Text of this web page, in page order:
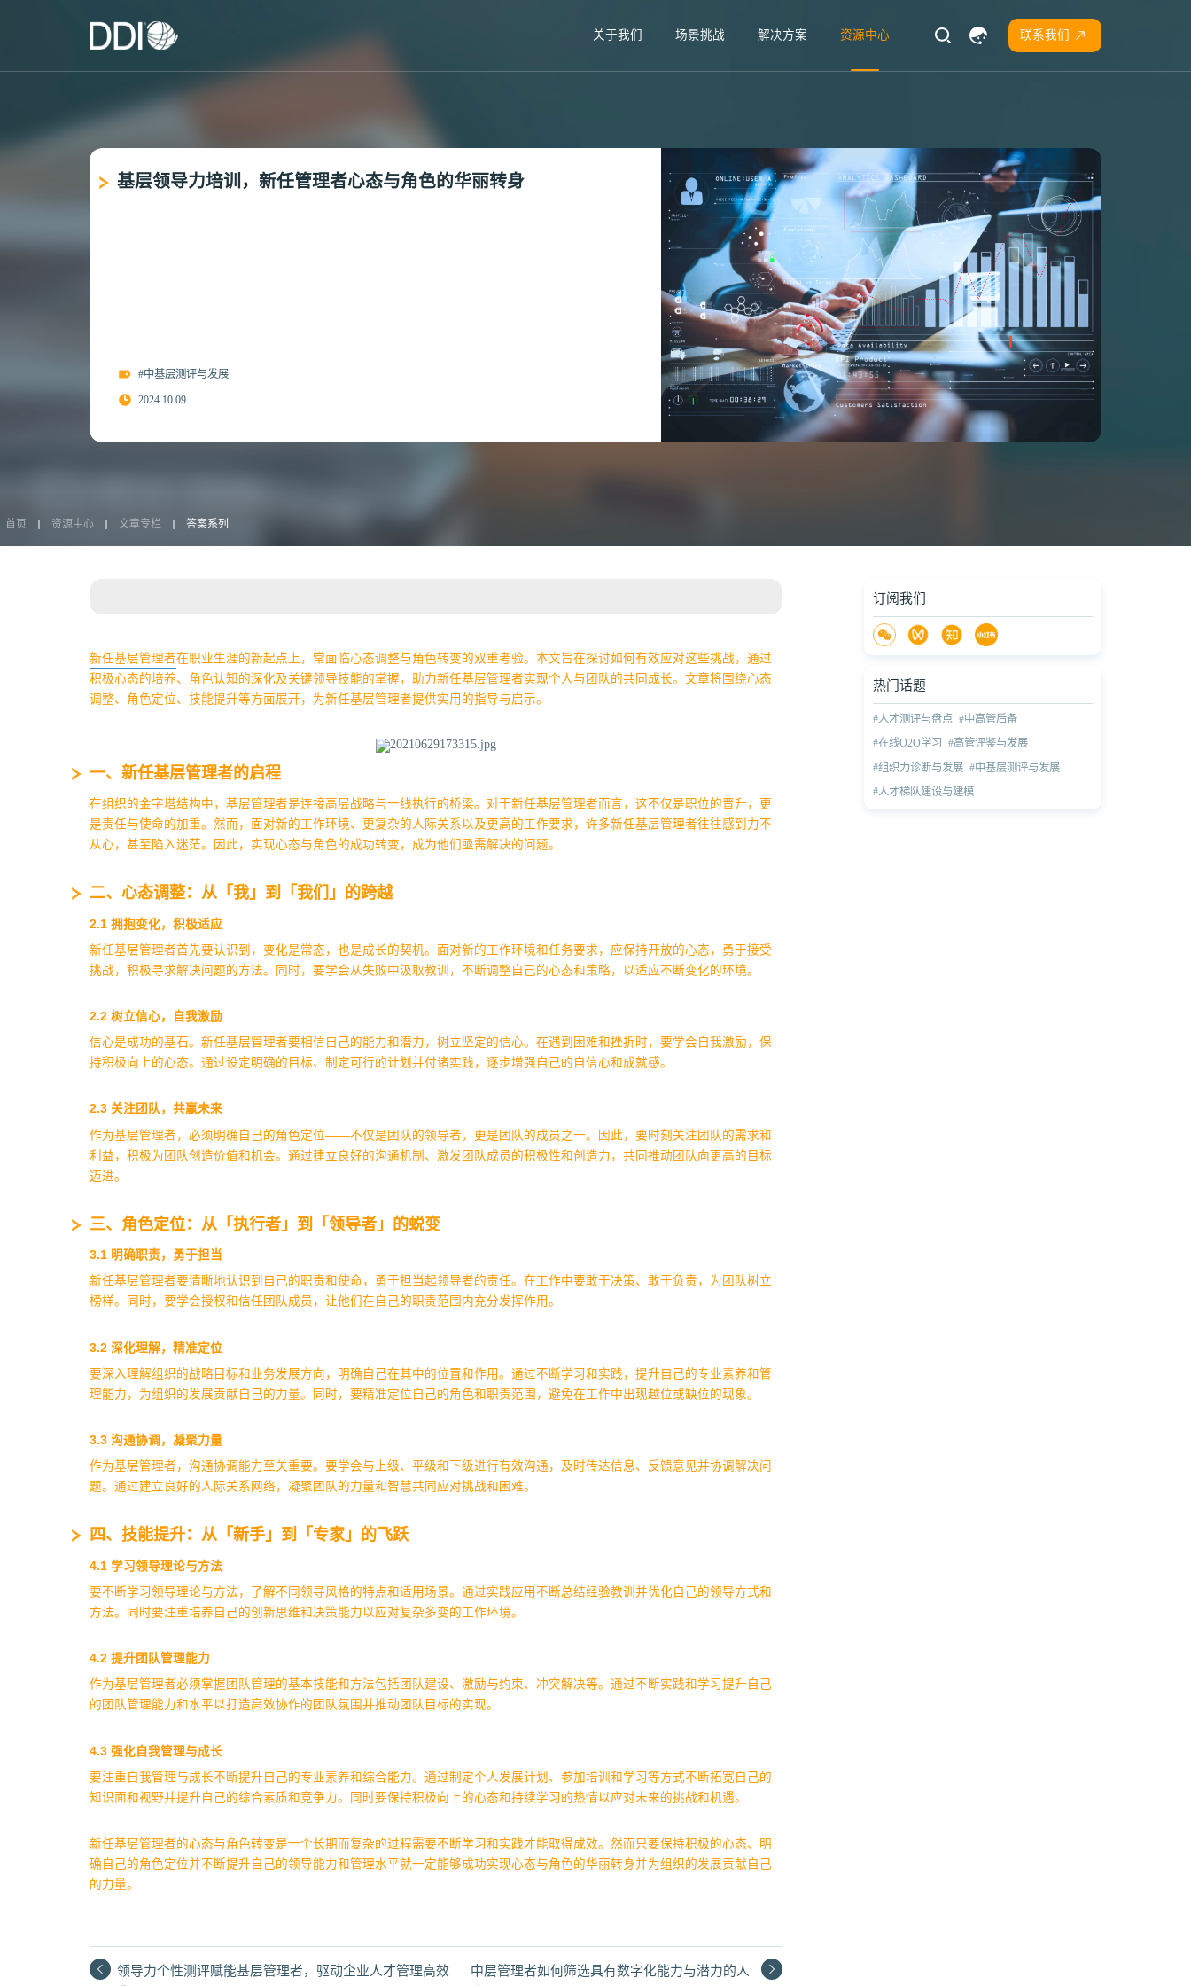
关于我们 场景挑战 解决方案 资源中心 联系我们
‌基层领导力培训，新任管理者心态与角色的华丽转身
#中基层测评与发展
2024.10.09
首页 资源中心 文章专栏 答案系列
新任基层管理者在职业生涯的新起点上，常面临心态调整与角色转变的双重考验。本文旨在探讨如何有效应对这些挑战，通过
积极心态的培养、角色认知的深化及关键领导技能的掌握，助力新任基层管理者实现个人与团队的共同成长。文章将围绕心态
调整、角色定位、技能提升等方面展开，为新任基层管理者提供实用的指导与启示。
‌一、新任基层管理者的启程
在组织的金字塔结构中，基层管理者是连接高层战略与一线执行的桥梁。对于新任基层管理者而言，这不仅是职位的晋升，更
是责任与使命的加重。然而，面对新的工作环境、更复杂的人际关系以及更高的工作要求，许多新任基层管理者往往感到力不
从心，甚至陷入迷茫。因此，实现心态与角色的成功转变，成为他们亟需解决的问题。
‌二、心态调整：从「我」到 「我们」 的跨越
‌2.1 拥抱变化，积极适应‌
新任基层管理者首先要认识到，变化是常态，也是成长的契机。面对新的工作环境和任务要求，应保持开放的心态，勇于接受
挑战，积极寻求解决问题的方法。同时，要学会从失败中汲取教训，不断调整自己的心态和策略，以适应不断变化的环境。
‌2.2 树立信心，自我激励‌
信心是成功的基石。新任基层管理者要相信自己的能力和潜力，树立坚定的信心。在遇到困难和挫折时，要学会自我激励，保
持积极向上的心态。通过设定明确的目标、制定可行的计划并付诸实践，逐步增强自己的自信心和成就感。
‌2.3 关注团队，共赢未来‌
作为基层管理者，必须明确自己的角色定位——不仅是团队的领导者，更是团队的成员之一。因此，要时刻关注团队的需求和
利益，积极为团队创造价值和机会。通过建立良好的沟通机制、激发团队成员的积极性和创造力，共同推动团队向更高的目标
迈进。
‌三、角色定位：从「执行者」到 「领导者」 的蜕变
‌3.1 明确职责，勇于担当‌
新任基层管理者要清晰地认识到自己的职责和使命，勇于担当起领导者的责任。在工作中要敢于决策、敢于负责，为团队树立
榜样。同时，要学会授权和信任团队成员，让他们在自己的职责范围内充分发挥作用。
‌3.2 深化理解，精准定位‌
要深入理解组织的战略目标和业务发展方向，明确自己在其中的位置和作用。通过不断学习和实践，提升自己的专业素养和管
理能力，为组织的发展贡献自己的力量。同时，要精准定位自己的角色和职责范围，避免在工作中出现越位或缺位的现象。
‌3.3 沟通协调，凝聚力量‌
作为基层管理者，沟通协调能力至关重要。要学会与上级、平级和下级进行有效沟通，及时传达信息、反馈意见并协调解决问
题。通过建立良好的人际关系网络，凝聚团队的力量和智慧共同应对挑战和困难。
‌四、技能提升：从「新手」到 「专家」 的飞跃
‌4.1 学习领导理论与方法‌
要不断学习领导理论与方法，了解不同领导风格的特点和适用场景。通过实践应用不断总结经验教训并优化自己的领导方式和
方法。同时要注重培养自己的创新思维和决策能力以应对复杂多变的工作环境。
‌4.2 提升团队管理能力‌
作为基层管理者必须掌握团队管理的基本技能和方法包括团队建设、激励与约束、冲突解决等。通过不断实践和学习提升自己
的团队管理能力和水平以打造高效协作的团队氛围并推动团队目标的实现。
‌4.3 强化自我管理与成长‌
要注重自我管理与成长不断提升自己的专业素养和综合能力。通过制定个人发展计划、参加培训和学习等方式不断拓宽自己的
知识面和视野并提升自己的综合素质和竞争力。同时要保持积极向上的心态和持续学习的热情以应对未来的挑战和机遇。
新任基层管理者的心态与角色转变是一个长期而复杂的过程需要不断学习和实践才能取得成效。然而只要保持积极的心态、明
确自己的角色定位并不断提升自己的领导能力和管理水平就一定能够成功实现心态与角色的华丽转身并为组织的发展贡献自己
的力量。
领导力个性测评赋能基层管理者，驱动企业人才管理高效
中层管理者如何筛选具有数字化能力与潜力的人
订阅我们
热门话题
#人才测评与盘点 #中高管后备
#在线O2O学习 #高管评鉴与发展
#组织力诊断与发展 #中基层测评与发展
#人才梯队建设与建模